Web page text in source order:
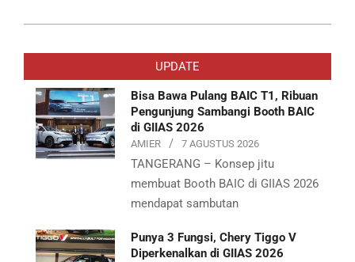
06-
UPDATE
Bisa Bawa Pulang BAIC T1, Ribuan
Pengunjung Sambangi Booth BAIC
di GIIAS 2026
AMIER 7 AGUSTUS 2026
TANGERANG – Konsep jitu
membuat Booth BAIC di GIIAS 2026
mendapat sambutan
Punya 3 Fungsi, Chery Tiggo V
Diperkenalkan di GIIAS 2026